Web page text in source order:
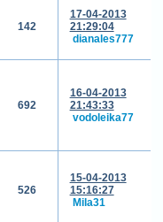
142
17-04-2013
21:29:04
dianales777
692
16-04-2013
21:43:33
vodoleika77
526
15-04-2013
15:16:27
Mila31